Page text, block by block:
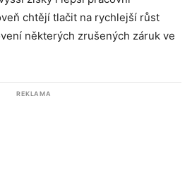
chtějí tlačit na rychlejší růst
některých zrušených záruk ve
REKLAMA